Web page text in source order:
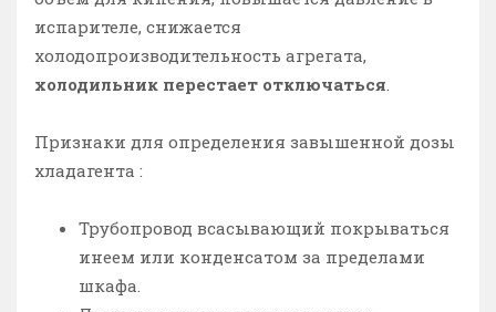
испарителе, снижается
холодопроизводительность агрегата,
холодильник перестает отключаться
Признаки для определения завышенной дозы
хладагента :
Трубопровод всасывающий покрываться
инеем или конденсатом за пределами
шкафа.